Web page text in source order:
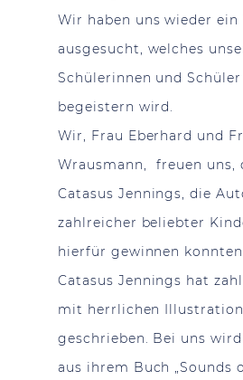
Wir haben uns wieder ein
ausgesucht, welches
Schülerinnen und
begeistern wird.
Wir, Frau Eberhard und
Wrausmann, freuen uns,
Catasus Jennings, die
zahlreicher beliebter
hierfür gewinnen
Catasus Jennings hat
mit herrlichen
geschrieben. Bei uns
aus ihrem Buch „Sounds